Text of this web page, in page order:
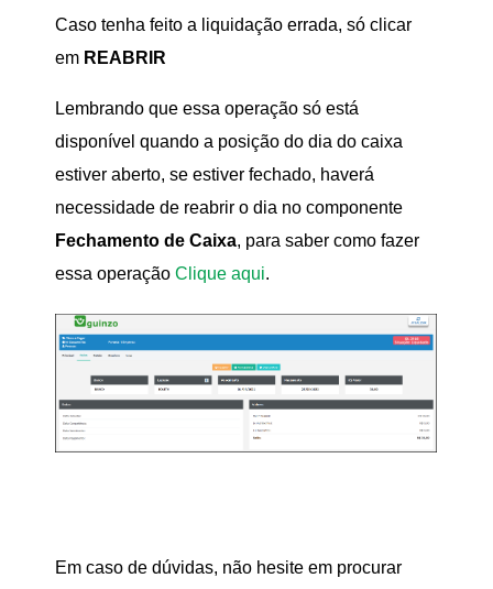
Caso tenha feito a liquidação errada, só clicar
em REABRIR
Lembrando que essa operação só está
disponível quando a posição do dia do caixa
estiver aberto, se estiver fechado, haverá
necessidade de reabrir o dia no componente
Fechamento de Caixa, para saber como fazer
essa operação Clique aqui.
Em caso de dúvidas, não hesite em procurar